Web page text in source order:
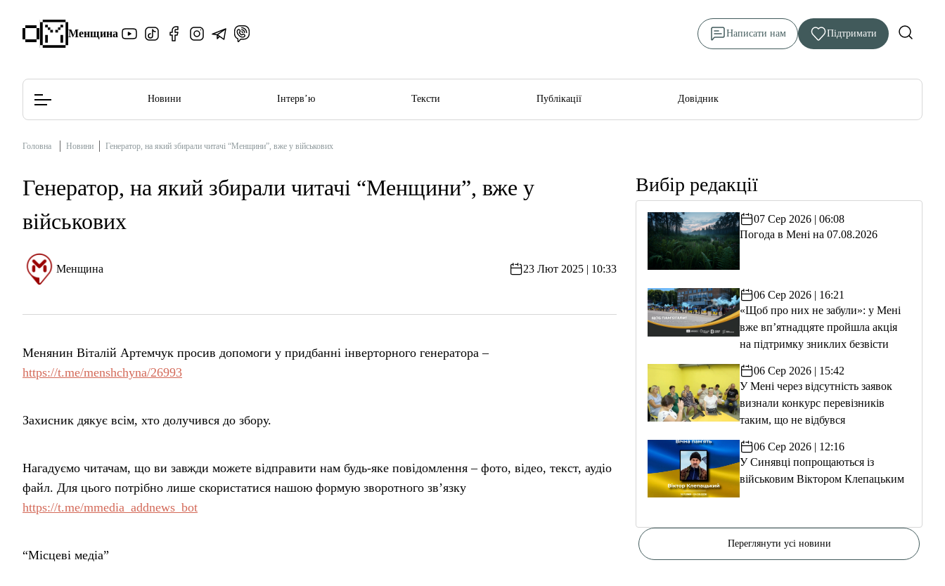
Менщина Написати нам Підтримати
Редакційна політика
Новини Інтерв’ю Тексти Публікації Довідник
Головна Новини Генератор, на який збирали читачі “Менщини”, вже у військових
Генератор, на який збирали читачі “Менщини”, вже у
військових
Менщина 23 Лют 2025 | 10:33
Менянин Віталій Артемчук просив допомоги у придбанні інверторного генератора –
https://t.me/menshchyna/26993
Захисник дякує всім, хто долучився до збору.
Нагадуємо читачам, що ви завжди можете відправити нам будь-яке повідомлення – фото, відео, текст, аудіо
файл. Для цього потрібно лише скористатися нашою формую зворотного зв’язку
https://t.me/mmedia_addnews_bot
“Місцеві медіа”
Вибір редакції
07 Сер 2026 | 06:08
Погода в Мені на 07.08.2026
06 Сер 2026 | 16:21
«Щоб про них не забули»: у Мені
вже вп’ятнадцяте пройшла акція
на підтримку зниклих безвісти
06 Сер 2026 | 15:42
У Мені через відсутність заявок
визнали конкурс перевізників
таким, що не відбувся
06 Сер 2026 | 12:16
У Синявці попрощаються із
військовим Віктором Клепацьким
Переглянути усі новини